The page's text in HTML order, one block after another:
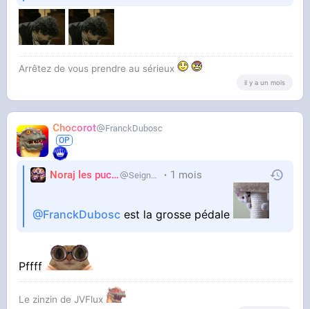
Arrêtez de vous prendre au sérieux
il y a un mois
Chocorot FranckDubosc
Noraj les pucix SeigneurCooler 1 mois
@FranckDubosc est la grosse pédale
Pffff
Le zinzin de JVFlux